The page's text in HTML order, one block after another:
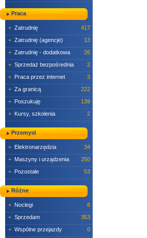
Praca
+ Zatrudnię
417
+ Zatrudnię (agencje)
13
+ Zatrudnię - dodatkowa
26
+ Sprzedaż bezpośrednia
2
+ Praca przez internet
3
+ Za granicą
222
+ Poszukuję
139
+ Kursy, szkolenia 2
Przemysł
+ Elektronarzędzia
34
+ Maszyny i urządzenia
250
+ Pozostałe 53
Różne
+ Noclegi
8
+ Sprzedam
353
+ Wspólne przejazdy
0